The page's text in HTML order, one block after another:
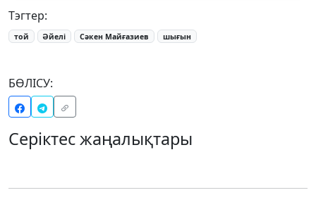
Тэгтер:
той Әйелі Сәкен Майғазиев шығын
БӨЛІСУ:
Серіктес жаңалықтары